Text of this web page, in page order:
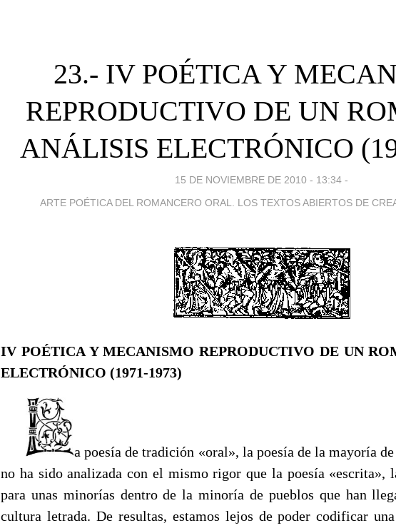
23.- IV POÉTICA Y
REPRODUCTIVO DE UN
ANÁLISIS ELECTRÓNICO
15 DE NOVIEMBRE DE 2010 - 13:34 -
ARTE POÉTICA DEL ROMANCERO ORAL. LOS TEXTOS ABIERTOS DE
IV POÉTICA Y MECANISMO REPRODUCTIVO DE UN
ELECTRÓNICO (1971-1973)
a poesía de tradición «oral», la poesía de la mayoría
no ha sido analizada con el mismo rigor que la poesía «escrita»,
para unas minorías dentro de la minoría de pueblos que han
cultura letrada. De resultas, estamos lejos de poder codificar